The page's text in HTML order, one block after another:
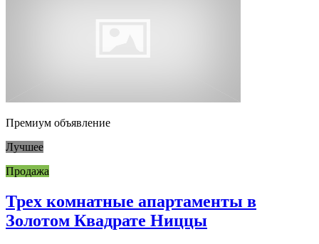
Премиум объявление
Лучшее
Продажа
Трех комнатные апартаменты в
Золотом Квадрате Ниццы